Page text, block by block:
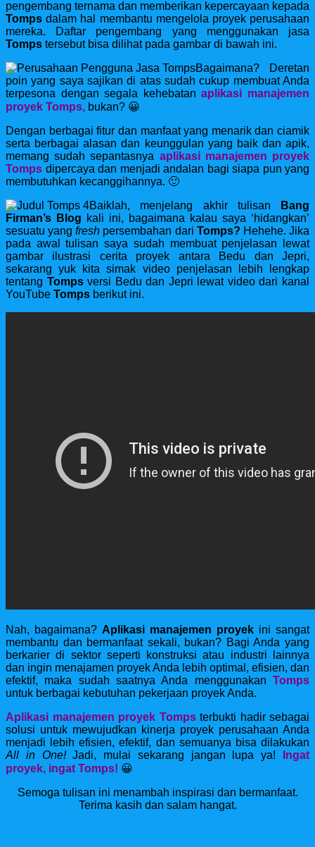
pengembang ternama dan memberikan kepercayaan kepada
Tomps dalam hal membantu mengelola proyek perusahaan
mereka. Daftar pengembang yang menggunakan jasa
Tomps tersebut bisa dilihat pada gambar di bawah ini.
Bagaimana? Deretan
poin yang saya sajikan di atas sudah cukup membuat Anda
terpesona dengan segala kehebatanaplikasi manajemen
proyek Tomps, bukan? 😀
Dengan berbagai fitur dan manfaat yang menarik dan ciamik
serta berbagai alasan dan keunggulan yang baik dan apik,
memang sudah sepantasnya aplikasi manajemen proyek
Tomps dipercaya dan menjadi andalan bagi siapa pun yang
membutuhkan kecanggihannya. 🙂
Baiklah, menjelang akhir tulisan
Bang
Firman’s Blog kali ini, bagaimana kalau saya ‘hidangkan’
sesuatu yangfresh persembahan dari Tomps? Hehehe.Jika
pada awal tulisan saya sudah membuat penjelasan lewat
gambar ilustrasi cerita proyek antara Bedu dan Jepri,
sekarang yuk kita simak video penjelasan lebih lengkap
tentang Tompsversi Bedu dan Jepri lewat video dari kanal
YouTube Tomps berikut ini.
Nah, bagaimana? Aplikasi manajemen proyek ini sangat
membantu dan bermanfaat sekali, bukan? BagiAnda yang
berkarier di sektor seperti konstruksi atau industri lainnya
dan ingin menajamen proyek Anda lebih optimal, efisien, dan
efektif, maka sudah saatnya Anda menggunakan Tomps
untuk berbagai kebutuhan pekerjaan proyek Anda.
Aplikasi manajemen proyek Tompsterbukti hadir sebagai
solusi untuk mewujudkan kinerja proyek perusahaan Anda
menjadi lebih efisien, efektif, dan semuanya bisa dilakukan
All in One!Jadi, mulai sekarang jangan lupa ya!
Ingat
proyek, ingat Tomps! 😀
Semoga tulisan ini menambah inspirasi dan bermanfaat.
Terima kasih dan salam hangat.